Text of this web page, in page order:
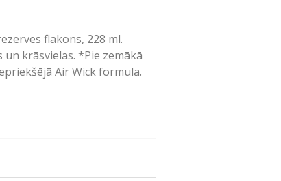
flakons, 228 ml.
krāsvielas. *Pie zemākā
Air Wick formula.